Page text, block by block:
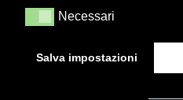
Cosa significa autistico
NecessariNecessari
Salva impostazioni